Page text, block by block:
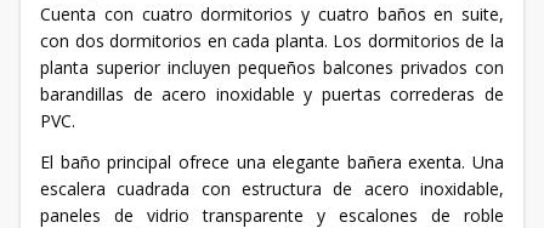
Cuenta con cuatro dormitorios y cuatro baños en suite,
con dos dormitorios en cada planta. Los dormitorios de la
planta superior incluyen pequeños balcones privados con
barandillas de acero inoxidable y puertas correderas de
PVC.
El baño principal ofrece una elegante bañera exenta. Una
escalera cuadrada con estructura de acero inoxidable,
paneles de vidrio transparente y escalones de roble